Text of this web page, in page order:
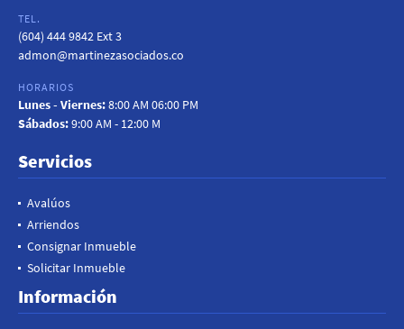
TEL.
(604) 444 9842 Ext 3
admon@martinezasociados.co
HORARIOS
Lunes - Viernes:8:00 AM 06:00 PM
Sábados:9:00 AM - 12:00 M
Servicios
Avalúos
Arriendos
Consignar Inmueble
Solicitar Inmueble
Información